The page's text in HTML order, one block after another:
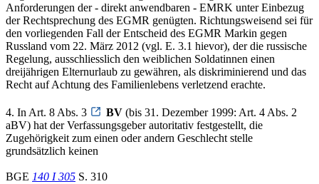
Anforderungen der - direkt anwendbaren - EMRK unter Einbezug
der Rechtsprechung des EGMR genügten. Richtungsweisend sei für
den vorliegenden Fall der Entscheid des EGMR Markin gegen
Russland vom 22. März 2012 (vgl. E. 3.1 hievor), der die russische
Regelung, ausschliesslich den weiblichen Soldatinnen einen
dreijährigen Elternurlaub zu gewähren, als diskriminierend und das
Recht auf Achtung des Familienlebens verletzend erachte.
4. In Art. 8 Abs. 3 BV (bis 31. Dezember 1999: Art. 4 Abs. 2
aBV) hat der Verfassungsgeber autoritativ festgestellt, die
Zugehörigkeit zum einen oder andern Geschlecht stelle
grundsätzlich keinen
BGE 140 I 305 S. 310